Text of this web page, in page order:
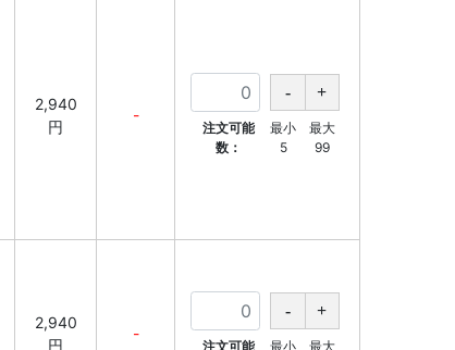
2,940
円
-
注文可能
数：
最小
5
最大
99
2,940
円
-
注文可能
最小
最大